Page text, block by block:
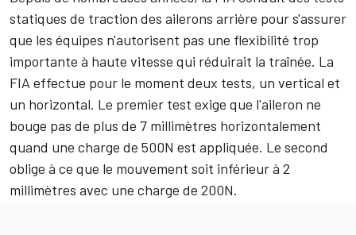
statiques de traction des ailerons arrière pour s'assurer
que les équipes n'autorisent pas une flexibilité trop
importante à haute vitesse qui réduirait la traînée. La
FIA effectue pour le moment deux tests, un vertical et
un horizontal. Le premier test exige que l'aileron ne
bouge pas de plus de 7 millimètres horizontalement
quand une charge de 500N est appliquée. Le second
oblige à ce que le mouvement soit inférieur à 2
millimètres avec une charge de 200N.